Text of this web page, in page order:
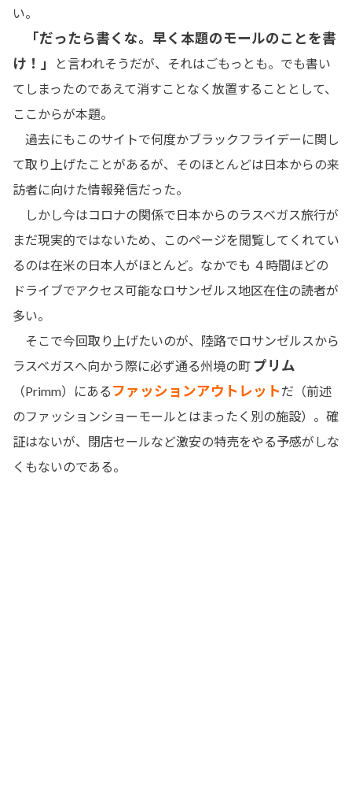
い。
「だったら書くな。早く本題のモールのことを書
け！」
と言われそうだが、それはごもっとも。でも書い
てしまったのであえて消すことなく放置することとして、
ここからが本題。
過去にもこのサイトで何度かブラックフライデーに関し
て取り上げたことがあるが、そのほとんどは日本からの来
訪者に向けた情報発信だった。
しかし今はコロナの関係で日本からのラスベガス旅行が
まだ現実的ではないため、このページを閲覧してくれてい
るのは在米の日本人がほとんど。なかでも ４時間ほどの
ドライブでアクセス可能なロサンゼルス地区在住の読者が
多い。
そこで今回取り上げたいのが、陸路でロサンゼルスから
ラスベガスへ向かう際に必ず通る州境の町 プリム
（Primm）にある ファッションアウトレットだ（前述
のファッションショーモールとはまったく別の施設）。確
証はないが、閉店セールなど激安の特売をやる予感がしな
くもないのである。